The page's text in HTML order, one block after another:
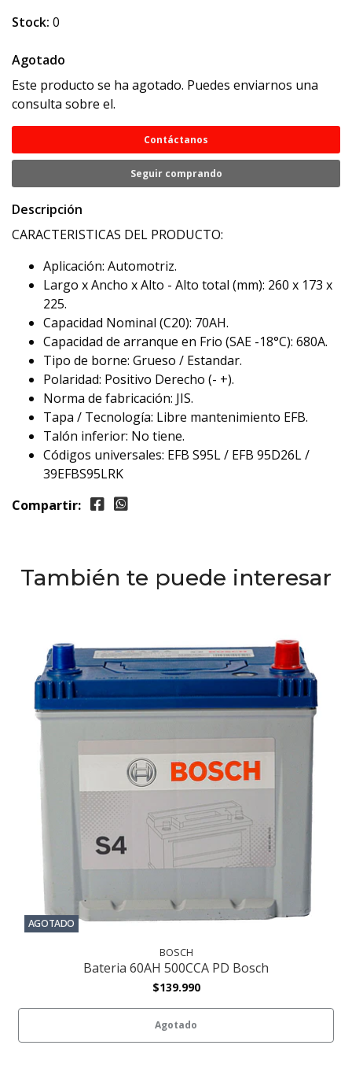
Stock: 0
Agotado
Este producto se ha agotado. Puedes enviarnos una
consulta sobre el.
Contáctanos
Seguir comprando
Descripción
CARACTERISTICAS DEL PRODUCTO:
Aplicación: Automotriz.
Largo x Ancho x Alto - Alto total (mm): 260 x 173 x
225.
Capacidad Nominal (C20): 70AH.
Capacidad de arranque en Frio (SAE -18°C): 680A.
Tipo de borne: Grueso / Estandar.
Polaridad: Positivo Derecho (- +).
Norma de fabricación: JIS.
Tapa / Tecnología: Libre mantenimiento EFB.
Talón inferior: No tiene.
Códigos universales: EFB S95L / EFB 95D26L /
39EFBS95LRK
Compartir:
También te puede interesar
AGOTADO
BOSCH
Bateria 60AH 500CCA PD Bosch
$139.990
Agotado